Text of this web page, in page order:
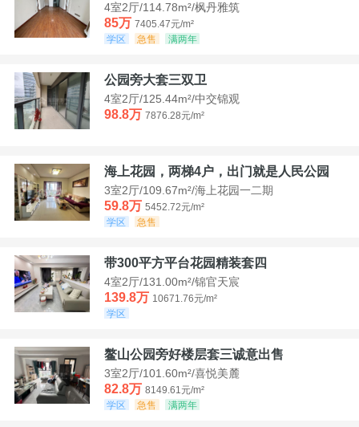
4室2厅/114.78m²/枫丹雅筑
85万 7405.47元/m²
学区
急售 满两年
公园旁大套三双卫
4室2厅/125.44m²/中交锦观
98.8万 7876.28元/m²
海上花园，两梯4户，出门就是人民公园
3室2厅/109.67m²/海上花园一二期
59.8万 5452.72元/m²
学区
急售
带300平方平台花园精装套四
4室2厅/131.00m²/锦官天宸
139.8万 10671.76元/m²
学区
鳌山公园旁好楼层套三诚意出售
3室2厅/101.60m²/喜悦美麓
82.8万 8149.61元/m²
学区
急售 满两年